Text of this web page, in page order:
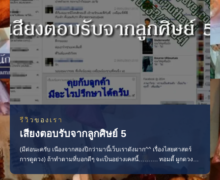
รีวิวของเรา
เสียงตอบรับจากลูกศิษย์ 5
(มีต่อนะครับ เนืองจากสองปีกว่ามานี้เว็บเราดังมาก^^ เรื่องไสยศาสตร์
การดูดวง) ถ้าทำตามที่บอกดีๆ จะเป็นอย่างเคสนี้………. ทอมดี้ ผูกดวง